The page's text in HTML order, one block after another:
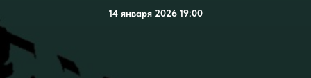
14 января 2026 19:00